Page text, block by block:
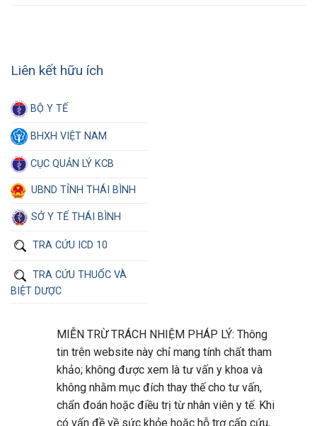
Liên kết hữu ích
BỘ Y TẾ
BHXH VIỆT NAM
CỤC QUẢN LÝ KCB
UBND TỈNH THÁI BÌNH
SỞ Y TẾ THÁI BÌNH
TRA CỨU ICD 10
TRA CỨU THUỐC VÀ
BIỆT DƯỢC
MIỄN TRỪ TRÁCH NHIỆM PHÁP LÝ: Thông
tin trên website này chỉ mang tính chất tham
khảo; không được xem là tư vấn y khoa và
không nhằm mục đích thay thế cho tư vấn,
chẩn đoán hoặc điều trị từ nhân viên y tế. Khi
có vấn đề về sức khỏe hoặc hỗ trợ cấp cứu,